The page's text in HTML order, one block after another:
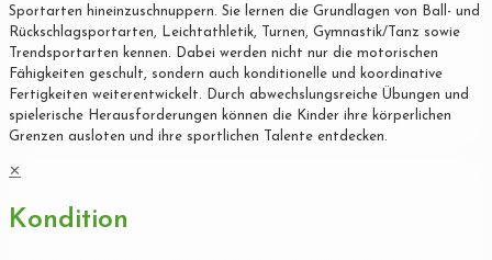
Sportarten hineinzuschnuppern. Sie lernen die Grundlagen von Ball- und
Rückschlagsportarten, Leichtathletik, Turnen, Gymnastik/Tanz sowie
Trendsportarten kennen. Dabei werden nicht nur die motorischen
Fähigkeiten geschult, sondern auch konditionelle und koordinative
Fertigkeiten weiterentwickelt. Durch abwechslungsreiche Übungen und
spielerische Herausforderungen können die Kinder ihre körperlichen
Grenzen ausloten und ihre sportlichen Talente entdecken.
✕
Kondition